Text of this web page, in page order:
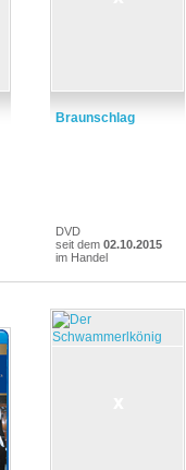
Braunschlag
DVD
seit dem 02.10.2015
im Handel